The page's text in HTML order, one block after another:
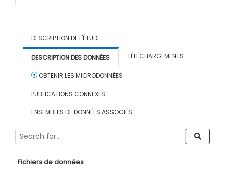
DESCRIPTION DE L'ÉTUDE
DESCRIPTION DES DONNÉES TÉLÉCHARGEMENTS
OBTENIR LES MICRODONNÉES
PUBLICATIONS CONNEXES
ENSEMBLES DE DONNÉES ASSOCIÉS
Fichiers de données